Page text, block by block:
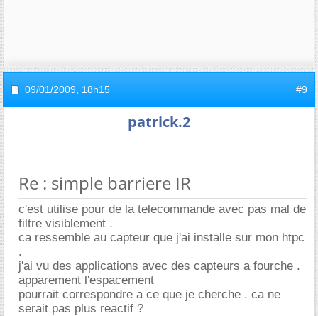
09/01/2009, 18h15 #9
patrick.2
Re : simple barriere IR
c'est utilise pour de la telecommande avec pas mal de
filtre visiblement .
ca ressemble au capteur que j'ai installe sur mon htpc
.
j'ai vu des applications avec des capteurs a fourche .
apparement l'espacement
pourrait correspondre a ce que je cherche . ca ne
serait pas plus reactif ?